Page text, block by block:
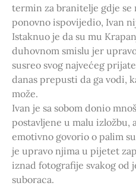
termin za branitelje gdje
ponovno ispovijedio, Ivan
Istaknuo je da su mu
duhovnom smislu jer
susreo svog najvećeg
danas prepusti da ga vodi,
može.
Ivan je sa sobom donio
postavljene u malu izložbu,
emotivno govorio o palim
je upravo njima u pijetet
iznad fotografije svakog od
suboraca.